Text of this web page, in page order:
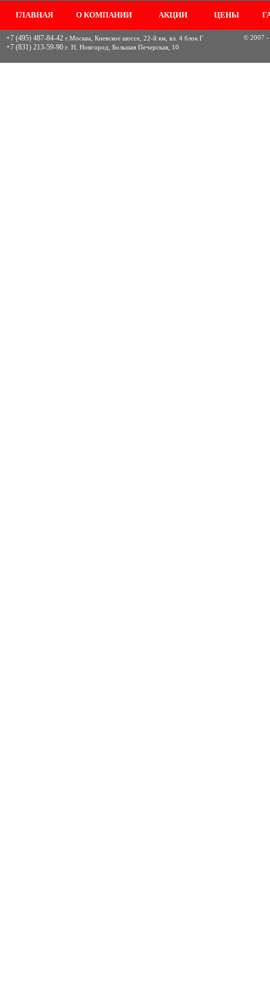
ГЛАВНАЯ О КОМПАНИИ АКЦИИ ЦЕНЫ
+7 (495) 487-84-42 г.Москва, Киевское шоссе, 22-й км, вл. 4 блок Г
+7 (831) 213-59-90 г. Н. Новгород, Большая Печерская, 10
© 2007